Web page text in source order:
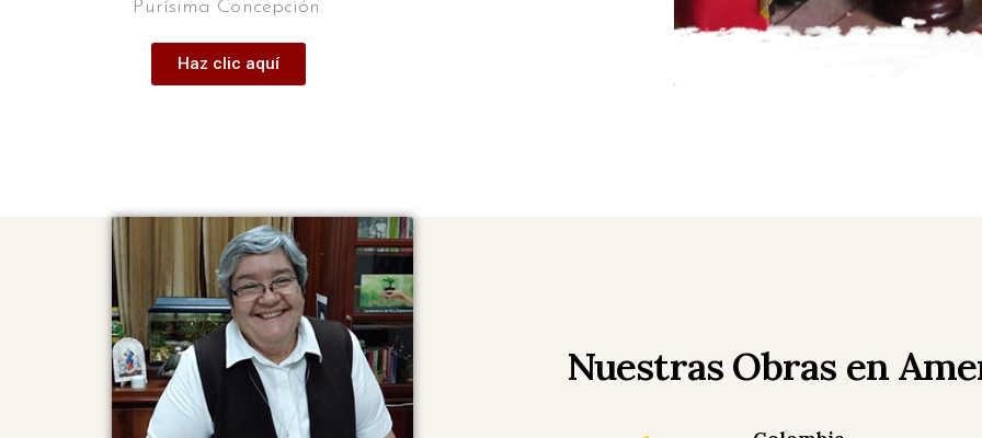
Purísima Concepción.
Haz clic aquí
Nuestras Obras en